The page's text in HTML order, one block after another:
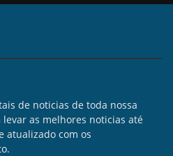
de noticias de toda nossa
levar as melhores noticias até
atualizado com os